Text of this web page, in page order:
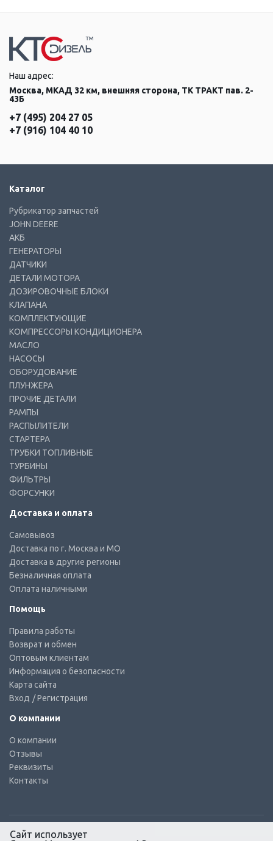
Наш адрес:
Москва, МКАД 32 км, внешняя сторона, ТК ТРАКТ пав. 2-
43Б
+7 (495) 204 27 05
+7 (916) 104 40 10
Каталог
Рубрикатор запчастей
JOHN DEERE
АКБ
ГЕНЕРАТОРЫ
ДАТЧИКИ
ДЕТАЛИ МОТОРА
ДОЗИРОВОЧНЫЕ БЛОКИ
КЛАПАНА
КОМПЛЕКТУЮЩИЕ
КОМПРЕССОРЫ КОНДИЦИОНЕРА
МАСЛО
НАСОСЫ
ОБОРУДОВАНИЕ
ПЛУНЖЕРА
ПРОЧИЕ ДЕТАЛИ
РАМПЫ
РАСПЫЛИТЕЛИ
СТАРТЕРА
ТРУБКИ ТОПЛИВНЫЕ
ТУРБИНЫ
ФИЛЬТРЫ
ФОРСУНКИ
Доставка и оплата
Самовывоз
Доставка по г. Москва и МО
Доставка в другие регионы
Безналичная оплата
Оплата наличными
Помощь
Правила работы
Возврат и обмен
Оптовым клиентам
Информация о безопасности
Карта сайта
Вход / Регистрация
О компании
О компании
Отзывы
Реквизиты
Контакты
Сайт использует